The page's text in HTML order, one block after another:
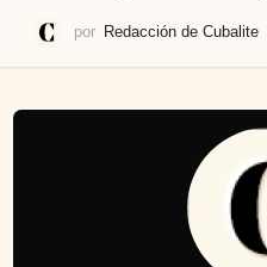
por Redacción de Cubalite